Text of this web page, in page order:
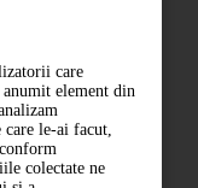
care
anumit element din
care le-ai facut,
colectate ne